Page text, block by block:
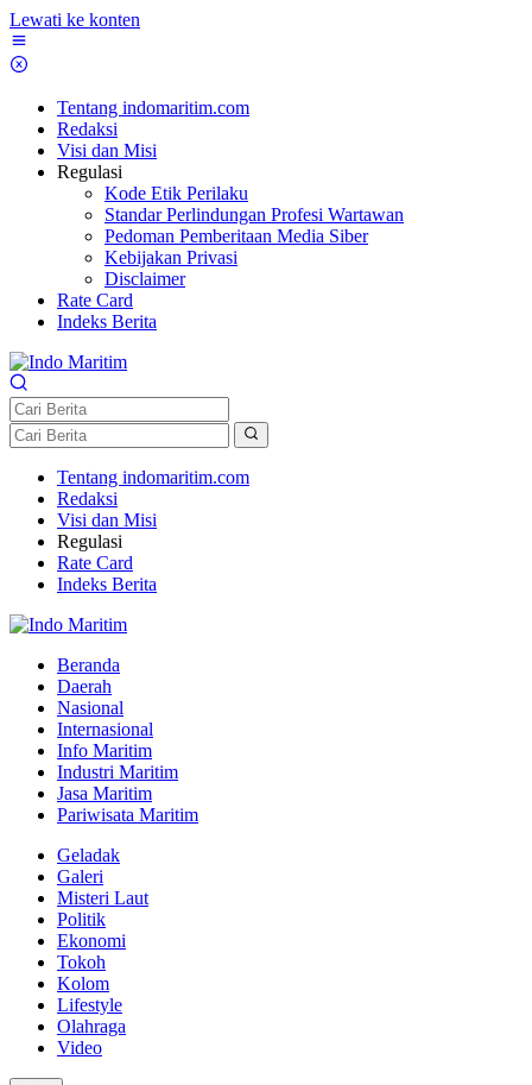
Lewati ke konten
Tentang indomaritim.com
Redaksi
Visi dan Misi
Regulasi
Kode Etik Perilaku
Standar Perlindungan Profesi Wartawan
Pedoman Pemberitaan Media Siber
Kebijakan Privasi
Disclaimer
Rate Card
Indeks Berita
Tentang indomaritim.com
Redaksi
Visi dan Misi
Regulasi
Rate Card
Indeks Berita
Beranda
Daerah
Nasional
Internasional
Info Maritim
Industri Maritim
Jasa Maritim
Pariwisata Maritim
Geladak
Galeri
Misteri Laut
Politik
Ekonomi
Tokoh
Kolom
Lifestyle
Olahraga
Video